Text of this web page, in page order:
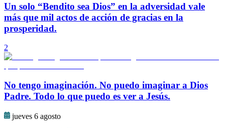
Un solo “Bendito sea Dios” en la adversidad vale
más que mil actos de acción de gracias en la
prosperidad.
2
No tengo imaginación. No puedo imaginar a Dios
Padre. Todo lo que puedo es ver a Jesús.
jueves 6 agosto